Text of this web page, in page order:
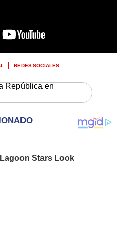
REDES SOCIALES
República en